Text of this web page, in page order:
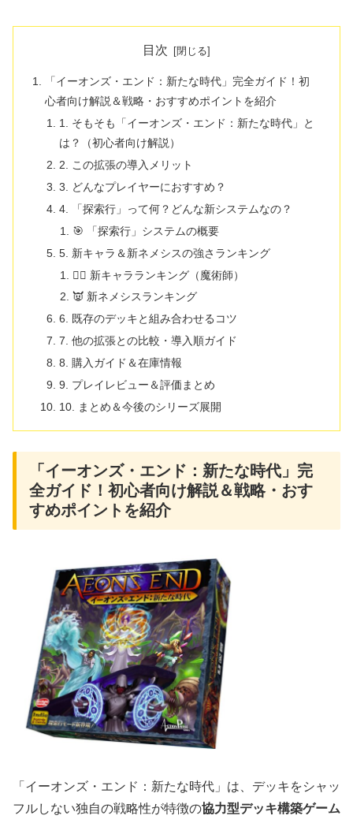
目次
「イーオンズ・エンド：新たな時代」完全ガイド！初
心者向け解説＆戦略・おすすめポイントを紹介
1. そもそも「イーオンズ・エンド：新たな時代」と
は？（初心者向け解説）
2. この拡張の導入メリット
3. どんなプレイヤーにおすすめ？
4. 「探索行」って何？どんな新システムなの？
🎯 「探索行」システムの概要
5. 新キャラ＆新ネメシスの強さランキング
🧙‍♂️ 新キャラランキング（魔術師）
👿 新ネメシスランキング
6. 既存のデッキと組み合わせるコツ
7. 他の拡張との比較・導入順ガイド
8. 購入ガイド＆在庫情報
9. プレイレビュー＆評価まとめ
10. まとめ＆今後のシリーズ展開
「イーオンズ・エンド：新たな時代」完
全ガイド！初心者向け解説＆戦略・おす
すめポイントを紹介
「イーオンズ・エンド：新たな時代」は、デッキをシャッ
フルしない独自の戦略性が特徴の協力型デッキ構築ゲーム